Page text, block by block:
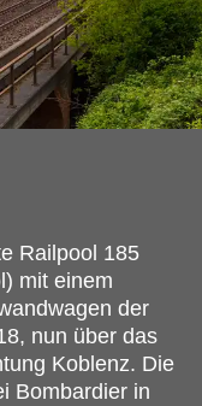
Railpool 185
mit einem
der
nun über das
Koblenz. Die
Bombardier in